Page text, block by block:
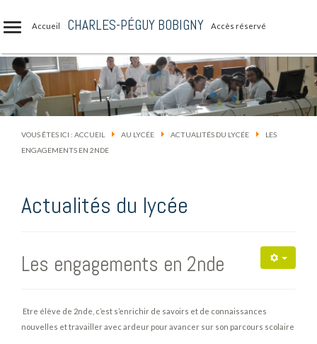
Accueil CHARLES-PÉGUY BOBIGNY Accès réservé
VOUS ÊTES ICI : ACCUEIL AU LYCÉE ACTUALITÉS DU LYCÉE
LES
ENGAGEMENTS EN 2NDE
Actualités du lycée
Les engagements en 2nde
Etre élève de 2nde, c’est s’enrichir de savoirs et de connaissances
nouvelles et travailler avec ardeur pour avancer sur son parcours scolaire